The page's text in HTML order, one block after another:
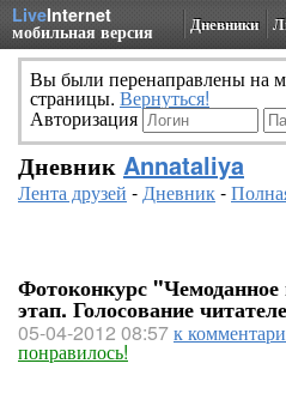
LiveInternet
мобильная версия Дневники
Вы были перенаправлены на
страницы. Вернуться!
Авторизация
Дневник Annataliya
Лента друзей -Дневник-
Фотоконкурс
этап. Голосование
05-04-2012 08:57к
понравилось!